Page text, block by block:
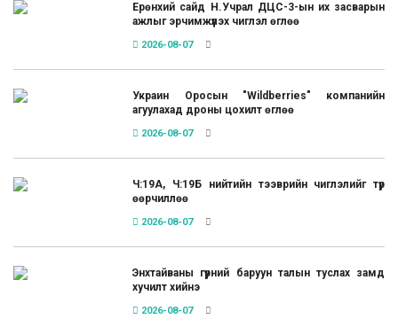
Ерөнхий сайд Н.Учрал ДЦС-3-ын их засварын
ажлыг эрчимжүүлэх чиглэл өглөө
2026-08-07
Украин Оросын "Wildberries" компанийн
агуулахад дроны цохилт өглөө
2026-08-07
Ч:19А, Ч:19Б нийтийн тээврийн чиглэлийг түр
өөрчиллөө
2026-08-07
Энхтайваны гүүрний баруун талын туслах замд
хучилт хийнэ
2026-08-07